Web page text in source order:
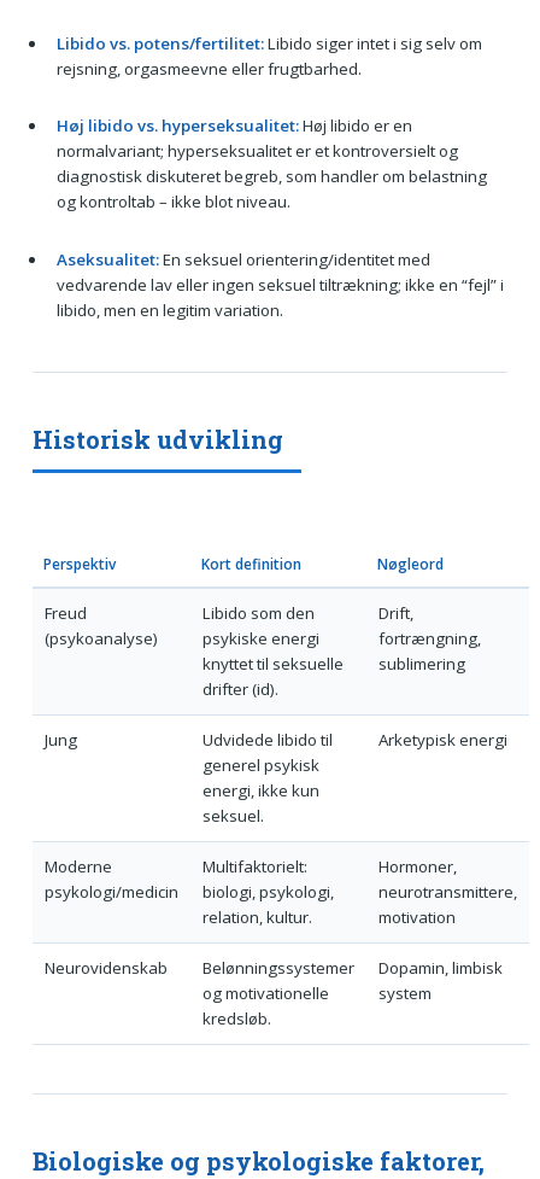
Libido vs. potens/fertilitet:Libido siger intet i sig selv om
rejsning, orgasmeevne eller frugtbarhed.
Høj libido vs. hyperseksualitet:Høj libido er en
normalvariant; hyperseksualitet er et kontroversielt og
diagnostisk diskuteret begreb, som handler om belastning
og kontroltab – ikke blot niveau.
Aseksualitet:En seksuel orientering/identitet med
vedvarende lav eller ingen seksuel tiltrækning; ikke en “fejl” i
libido, men en legitim variation.
Historisk udvikling
Perspektiv Kort definition Nøgleord
Freud
(psykoanalyse)
Libido som den
psykiske energi
knyttet til seksuelle
drifter (id).
Drift,
fortrængning,
sublimering
Jung
Udvidede libido til
generel psykisk
energi, ikke kun
seksuel.
Arketypisk energi
Moderne
psykologi/medicin
Multifaktorielt:
biologi, psykologi,
relation, kultur.
Hormoner,
neurotransmittere,
motivation
Neurovidenskab
Belønningssystemer
og motivationelle
kredsløb.
Dopamin, limbisk
system
Biologiske og psykologiske faktorer,